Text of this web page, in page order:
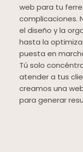
web para tu
complicaciones.
el diseño y la
hasta la
puesta en
Tú solo
atender a tus
creamos una
para generar